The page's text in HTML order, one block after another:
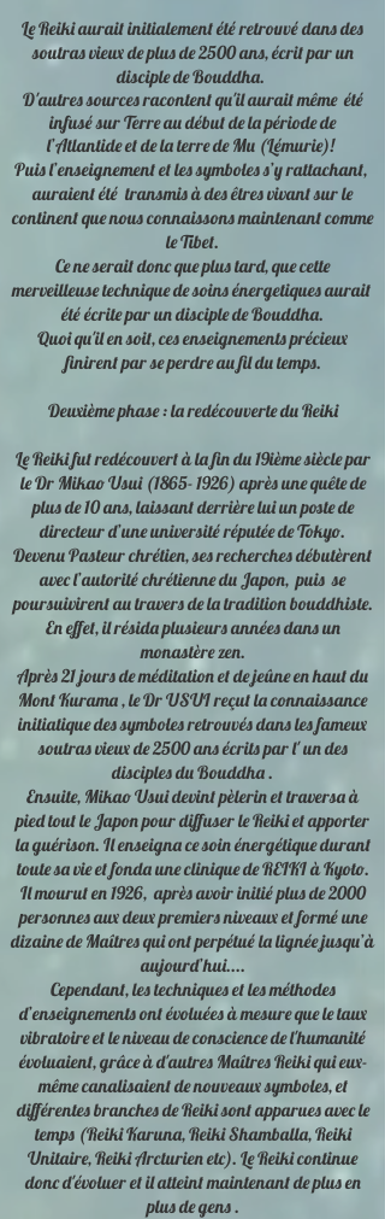
Le Reiki aurait initialement été retrouvé dans des
soutras vieux de plus de 2500 ans, écrit par un
disciple de Bouddha.
D'autres sources racontent qu'il aurait même été
infusé sur Terre au début de la période de
l’Atlantide et de la terre de Mu (Lémurie)!
Puis l’enseignement et les symboles s’y rattachant,
auraient été transmis à des êtres vivant sur le
continent que nous connaissons maintenant comme
le Tibet.
Ce ne serait donc que plus tard, que cette
merveilleuse technique de soins énergetiques aurait
été écrite par un disciple de Bouddha.
Quoi qu'il en soit, ces enseignements précieux
finirent par se perdre au fil du temps.
Deuxième phase : la redécouverte du Reiki
Le Reiki fut redécouvert à la fin du 19ième siècle par
le Dr Mikao Usui (1865- 1926) après une quête de
plus de 10 ans, laissant derrière lui un poste de
directeur d’une université réputée de Tokyo.
Devenu Pasteur chrétien, ses recherches débutèrent
avec l’autorité chrétienne du Japon, puis se
poursuivirent au travers de la tradition bouddhiste.
En effet, il résida plusieurs années dans un
monastère zen.
Après 21 jours de méditation et de jeûne en haut du
Mont Kurama , le Dr USUI reçut la connaissance
initiatique des symboles retrouvés dans les fameux
soutras vieux de 2500 ans écrits par l' un des
disciples du Bouddha .
Ensuite, Mikao Usui devint pèlerin et traversa à
pied tout le Japon pour diffuser le Reiki et apporter
la guérison. Il enseigna ce soin énergétique durant
toute sa vie et fonda une clinique de REIKI à Kyoto.
Il mourut en 1926, après avoir initié plus de 2000
personnes aux deux premiers niveaux et formé une
dizaine de Maîtres qui ont perpétué la lignée jusqu’à
aujourd’hui....
Cependant, les techniques et les méthodes
d’enseignements ont évoluées à mesure que le taux
vibratoire et le niveau de conscience de l'humanité
évoluaient, grâce à d'autres Maîtres Reiki qui eux-
même canalisaient de nouveaux symboles, et
différentes branches de Reiki sont apparues avec le
temps (Reiki Karuna, Reiki Shamballa, Reiki
Unitaire, Reiki Arcturien etc). Le Reiki continue
donc d'évoluer et il atteint maintenant de plus en
plus de gens .